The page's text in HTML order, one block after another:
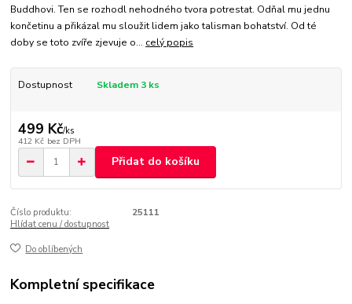
Buddhovi. Ten se rozhodl nehodného tvora potrestat. Odňal mu jednu
končetinu a přikázal mu sloužit lidem jako talisman bohatství. Od té
doby se toto zvíře zjevuje o... celý popis
Dostupnost Skladem 3 ks
499 Kč/ks
412 Kč bez DPH
Přidat do košíku
Číslo produktu:
25111
Hlídat cenu / dostupnost
Do oblíbených
Kompletní specifikace